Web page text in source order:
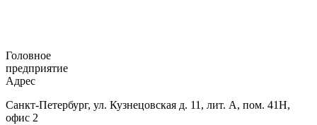
Головное
предприятие
Адрес
Санкт-Петербург, ул. Кузнецовская д. 11, лит. А, пом. 41Н,
офис 2